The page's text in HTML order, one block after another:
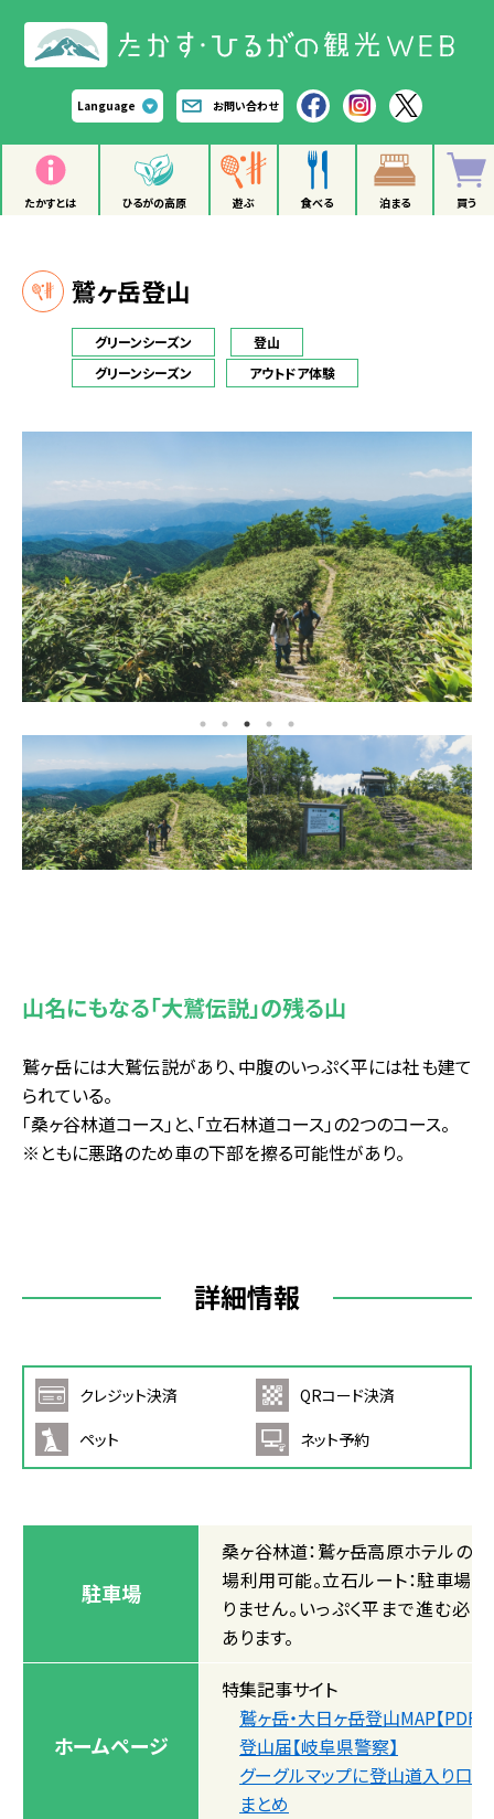
Language お問い合わせ
たかすとは ひるがの高原 遊ぶ 食べる 泊まる 買う
鷲ヶ岳登山
グリーンシーズン
登山
グリーンシーズン
アウトドア体験
山名にもなる「大鷲伝説」の残る山
鷲ヶ岳には大鷲伝説があり、中腹のいっぷく平には社も建て
られている。
「桑ヶ谷林道コース」と、「立石林道コース」の2つのコース。
※ともに悪路のため車の下部を擦る可能性があり。
詳細情報
クレジット決済
QRコード決済
ペット
ネット予約
駐車場
桑ヶ谷林道：鷲ヶ岳高原ホテルの
場利用可能。立石ルート：駐車場
りません。いっぷく平まで進む必
あります。
ホームページ
特集記事サイト
鷲ヶ岳・大日ヶ岳登山MAP【PDF】
登山届【岐阜県警察】
グーグルマップに登山道入り口
まとめ